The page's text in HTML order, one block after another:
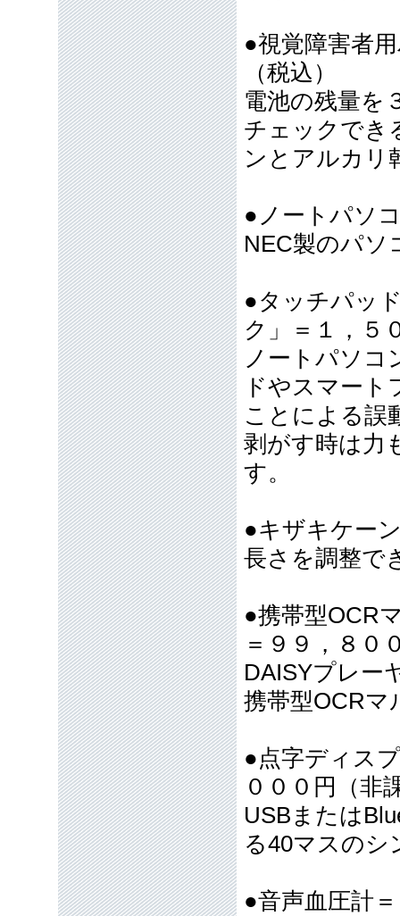
●視覚障害者
（税込）
電池の残量を
チェックでき
ンとアルカリ
●ノートパソ
NEC製のパソ
●タッチパッ
ク」＝１，５
ノートパソコ
ドやスマー
ことによる誤
剥がす時は力
す。
●キザキケー
長さを調整で
●携帯型OCR
＝９９，８０
DAISYプレー
携帯型OCRマ
●点字ディス
０００円（非
USBまたは
る40マスのシ
●音声血圧計